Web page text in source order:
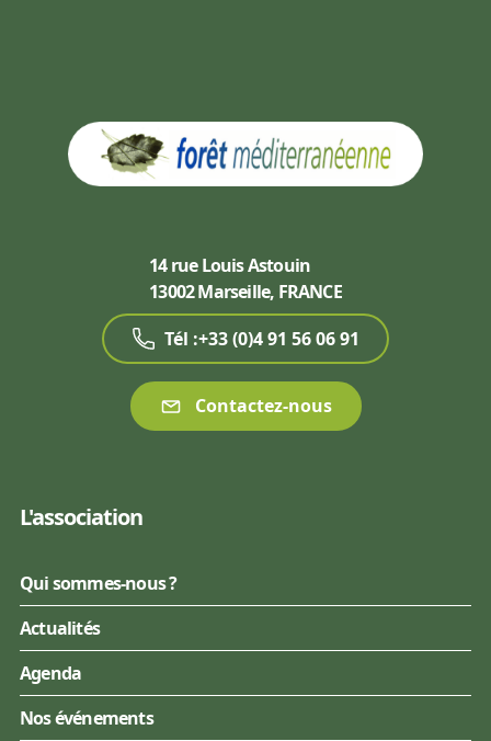
14 rue Louis Astouin
13002 Marseille, FRANCE
Tél :+33 (0)4 91 56 06 91
Contactez-nous
L'association
Qui sommes-nous ?
Actualités
Agenda
Nos événements